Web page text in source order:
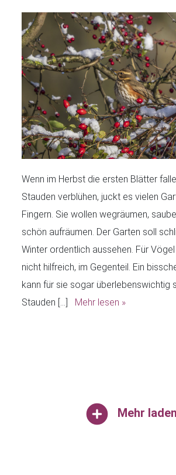
Wenn im Herbst die ersten Blätter
Stauden verblühen, juckt es vielen
Fingern. Sie wollen wegräumen,
schön aufräumen. Der Garten soll
Winter ordentlich aussehen. Für
nicht hilfreich, im Gegenteil. Ein
kann für sie sogar überlebenswichtig
Stauden […] Mehr lesen »
Mehr laden